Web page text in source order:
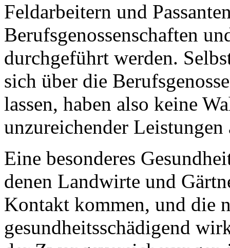
Feldarbeitern und
Berufsgenossenschaften
durchgeführt werden.
sich über die
lassen, haben also keine
unzureichender Leistungen
Eine besonderes
denen Landwirte und
Kontakt kommen, und die
gesundheitsschädigend